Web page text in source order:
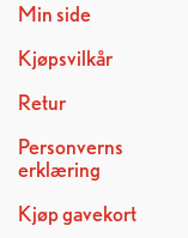
Min side
Kjøpsvilkår
Retur
Personverns
erklæring
Kjøp gavekort